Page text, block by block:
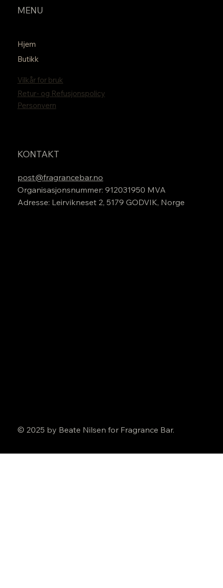
MENU
Hjem
Butikk
Vilkår for bruk
Retur- og Refusjonspolicy
Personvern
KONTAKT
post@fragrancebar.no
Organisasjonsnummer: 912031950 MVA
Adresse: Leirvikneset 2, 5179 GODVIK, Norge
© 2025 by Beate Nilsen for Fragrance Bar.